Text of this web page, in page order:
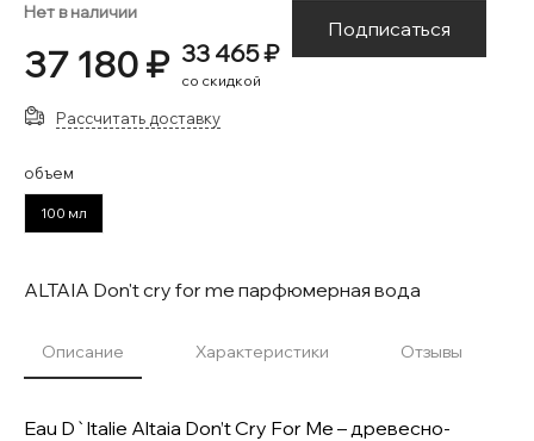
Нет в наличии
37 180 ₽ 33 465 ₽
со скидкой
Подписаться
Рассчитать доставку
объем
100 мл
ALTAIA Don't cry for me парфюмерная вода
Описание Характеристики Отзывы
Eau D`Italie Altaia Don’t Cry For Me – древесно-